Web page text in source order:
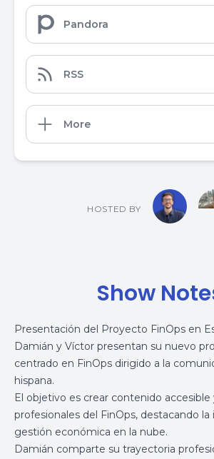
Pandora
RSS
More
HOSTED BY
Show
Presentación del Proyecto FinOps en
Damián y Víctor presentan su nuevo
centrado en FinOps dirigido a la
hispana.
El objetivo es crear contenido accesible
profesionales del FinOps, destacando
gestión económica en la nube.
Damián comparte su trayectoria